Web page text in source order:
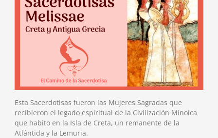
Esta Sacerdotisas fueron las Mujeres Sagradas que
recibieron el legado espiritual de la Civilización Minoica
que habito en la Isla de Creta, un remanente de la
Atlántida y la Lemuria.